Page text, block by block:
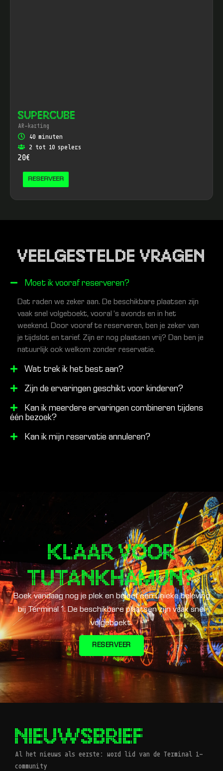
SUPERCUBE
AR-karting
40 minuten
2 tot 10 spelers
20€
RESERVEER
VEELGESTELDE VRAGEN
Moet ik vooraf reserveren?
Dat raden we zeker aan. De beschikbare plaatsen zijn
vaak snel volgeboekt, vooral ’s avonds en in het
weekend. Door vooraf te reserveren, ben je zeker van
je tijdslot en tarief. Zijn er nog plaatsen vrij? Dan ben je
natuurlijk ook welkom zonder reservatie.
Wat trek ik het best aan?
Zijn de ervaringen geschikt voor kinderen?
Kan ik meerdere ervaringen combineren tijdens
één bezoek?
Kan ik mijn reservatie annuleren?
KLAAR VOOR
TUTANKHAMUN?
Boek vandaag nog je plek en beleef een unieke beleving
bij Terminal 1. De beschikbare plaatsen zijn vaak snel
volgeboekt.
RESERVEER
NIEUWSBRIEF
Al het nieuws als eerste: word lid van de Terminal 1-
community